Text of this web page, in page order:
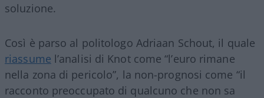
soluzione.
Così è parso al politologo Adriaan Schout, il quale
riassume l’analisi di Knot come “l’euro rimane
nella zona di pericolo”, la non-prognosi come “il
racconto preoccupato di qualcuno che non sa